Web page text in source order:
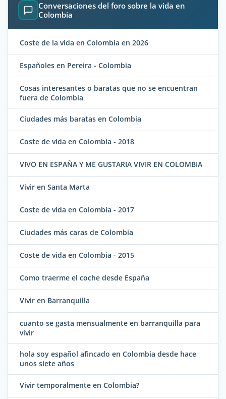
Conversaciones del foro sobre la vida en
Colombia
Coste de la vida en Colombia en 2026
Españoles en Pereira - Colombia
Cosas interesantes o baratas que no se encuentran
fuera de Colombia
Ciudades más baratas en Colombia
Coste de vida en Colombia - 2018
VIVO EN ESPAÑA Y ME GUSTARIA VIVIR EN COLOMBIA
Vivir en Santa Marta
Coste de vida en Colombia - 2017
Ciudades más caras de Colombia
Coste de vida en Colombia - 2015
Como traerme el coche desde España
Vivir en Barranquilla
cuanto se gasta mensualmente en barranquilla para
vivir
hola soy español afincado en Colombia desde hace
unos siete años
Vivir temporalmente en Colombia?